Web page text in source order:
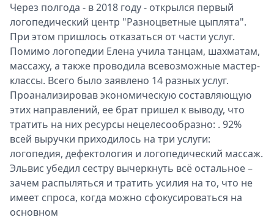
Через полгода - в 2018 году - открылся первый
логопедический центр "Разноцветные цыплята".
При этом пришлось отказаться от части услуг.
Помимо логопедии Елена учила танцам, шахматам,
массажу, а также проводила всевозможные мастер-
классы. Всего было заявлено 14 разных услуг.
Проанализировав экономическую составляющую
этих направлений, ее брат пришел к выводу, что
тратить на них ресурсы нецелесообразно: . 92%
всей выручки приходилось на три услуги:
логопедия, дефектология и логопедический массаж.
Эльвис убедил сестру вычеркнуть всё остальное –
зачем распыляться и тратить усилия на то, что не
имеет спроса, когда можно сфокусироваться на
основном